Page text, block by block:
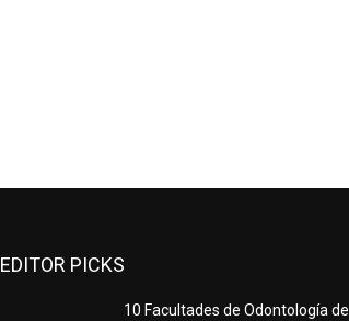
EDITOR PICKS
10 Facultades de Odontología del